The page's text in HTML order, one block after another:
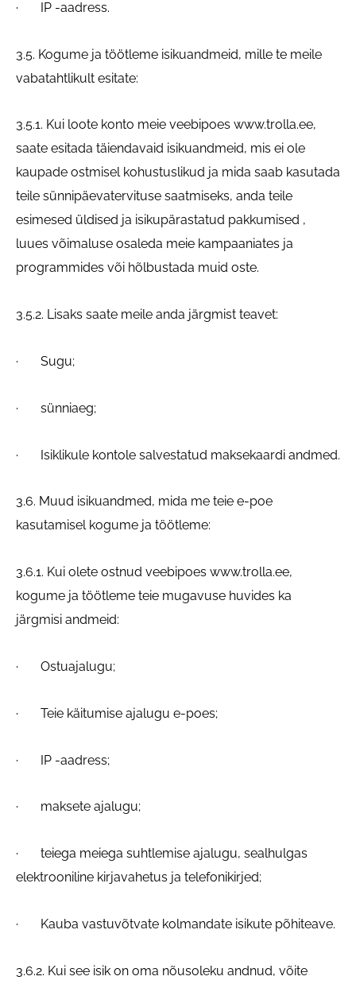
· IP -aadress.
3.5. Kogume ja töötleme isikuandmeid, mille te meile
vabatahtlikult esitate:
3.5.1. Kui loote konto meie veebipoes www.trolla.ee,
saate esitada täiendavaid isikuandmeid, mis ei ole
kaupade ostmisel kohustuslikud ja mida saab kasutada
teile sünnipäevatervituse saatmiseks, anda teile
esimesed üldised ja isikupärastatud pakkumised ,
luues võimaluse osaleda meie kampaaniates ja
programmides või hõlbustada muid oste.
3.5.2. Lisaks saate meile anda järgmist teavet:
· Sugu;
· sünniaeg;
· Isiklikule kontole salvestatud maksekaardi andmed.
3.6. Muud isikuandmed, mida me teie e-poe
kasutamisel kogume ja töötleme:
3.6.1. Kui olete ostnud veebipoes www.trolla.ee,
kogume ja töötleme teie mugavuse huvides ka
järgmisi andmeid:
· Ostuajalugu;
· Teie käitumise ajalugu e-poes;
· IP -aadress;
· maksete ajalugu;
· teiega meiega suhtlemise ajalugu, sealhulgas
elektrooniline kirjavahetus ja telefonikirjed;
· Kauba vastuvõtvate kolmandate isikute põhiteave.
3.6.2. Kui see isik on oma nõusoleku andnud, võite